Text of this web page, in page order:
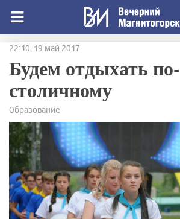
22:10, 19 май 2017
Будем отдыхать по-
столичному
Образование